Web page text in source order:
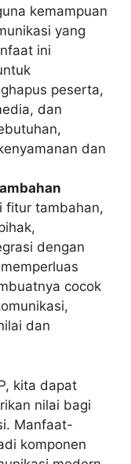
kemampuan
yang
ini
peserta,
dan
dan
fitur tambahan,
dengan
cocok
dan
kita dapat
nilai bagi
Manfaat-
komponen